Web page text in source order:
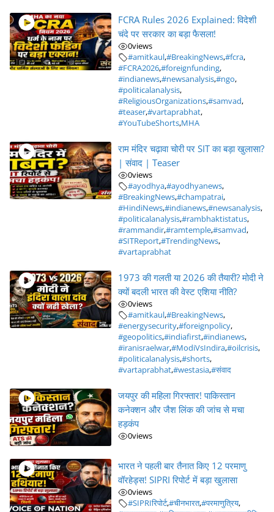
FCRA Rules 2026 Explained: विदेशी
चंदे पर सरकार का बड़ा फैसला!
0views
#amitkaul,#BreakingNews,#fcra,
#FCRA2026,#foreignfunding,
#indianews,#newsanalysis,#ngo,
#politicalanalysis,
#ReligiousOrganizations,#samvad,
#teaser,#vartaprabhat,
#YouTubeShorts,MHA
राम मंदिर चढ़ावा चोरी पर SIT का बड़ा खुलासा?
| संवाद | Teaser
0views
#ayodhya,#ayodhyanews,
#BreakingNews,#champatrai,
#HindiNews,#indianews,#newsanalysis,
#politicalanalysis,#rambhaktistatus,
#rammandir,#ramtemple,#samvad,
#SITReport,#TrendingNews,
#vartaprabhat
1973 की गलती या 2026 की तैयारी? मोदी ने
क्यों बदली भारत की वेस्ट एशिया नीति?
0views
#amitkaul,#BreakingNews,
#energysecurity,#foreignpolicy,
#geopolitics,#indiafirst,#indianews,
#iranisraelwar,#ModiVsIndira,#oilcrisis,
#politicalanalysis,#shorts,
#vartaprabhat,#westasia,#संवाद
जयपुर की महिला गिरफ्तार! पाकिस्तान
कनेक्शन और जैश लिंक की जांच से मचा
हड़कंप
0views
भारत ने पहली बार तैनात किए 12 परमाणु
वॉरहेड्स! SIPRI रिपोर्ट में बड़ा खुलासा
0views
#SIPRIरिपोर्ट,#चीनभारत,#परमाणुत्रिय,